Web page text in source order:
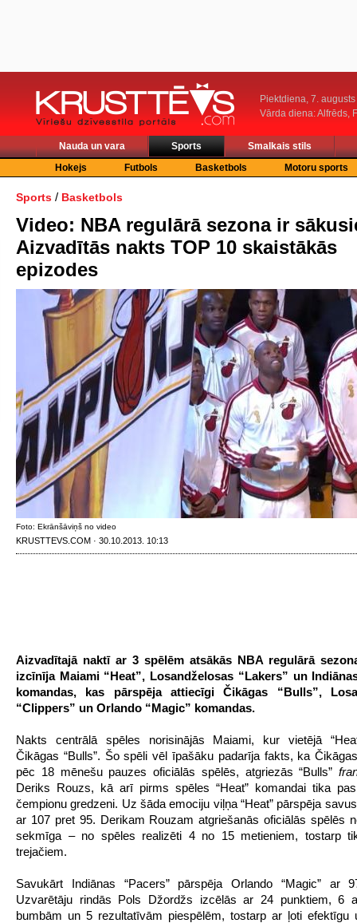
Piektdiena, 7. augusts
Vārda diena: Alfrēds,
Nauda un vara Sports
Smalkais stils
Hokejs
Futbols Basketbols Motoru sports
Sports / Basketbols
Video: NBA regulārā sezona ir
Aizvadītās nakts TOP 10 skaistākās
epizodes
Foto: Ekrānšāviņš no video
KRUSTTEVS.COM · 30.10.2013. 10:13
Aizvadītajā naktī ar 3 spēlēm atsākās NBA regulārā
izcīnīja Maiami “Heat”, Losandželosas “Lakers” un
komandas, kas pārspēja attiecīgi Čikāgas “Bulls”,
“Clippers” un Orlando “Magic” komandas.
Nakts centrālā spēles norisinājās Maiami, kur vietējā
Čikāgas “Bulls”. Šo spēli vēl īpašāku padarīja fakts, ka
pēc 18 mēnešu pauzes oficiālās spēlēs, atgriezās “Bulls”
Deriks Rouzs, kā arī pirms spēles “Heat” komandai tika
čempionu gredzeni. Uz šāda emociju viļņa “Heat” pārspēja
ar 107 pret 95. Derikam Rouzam atgriešanās oficiālās spēlēs
sekmīga – no spēles realizēti 4 no 15 metieniem, tostarp
trejačiem.
Savukārt Indiānas “Pacers” pārspēja Orlando “Magic” ar
Uzvarētāju rindās Pols Džordžs izcēlās ar 24 punktiem, 6
bumbām un 5 rezultatīvām piespēlēm, tostarp ar ļoti efektīgu